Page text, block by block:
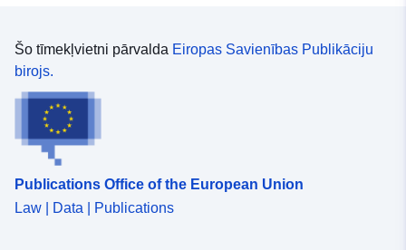
Šo tīmekļvietni pārvalda Eiropas Savienības Publikāciju
birojs.
Publications Office of the European Union
Law | Data | Publications